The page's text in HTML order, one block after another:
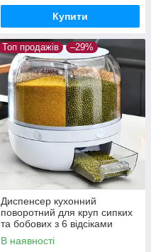
Купити
Топ продажів –29%
Диспенсер кухонний
поворотний для круп сипких
та бобових з 6 відсіками
(прозоро-білий)
В наявності